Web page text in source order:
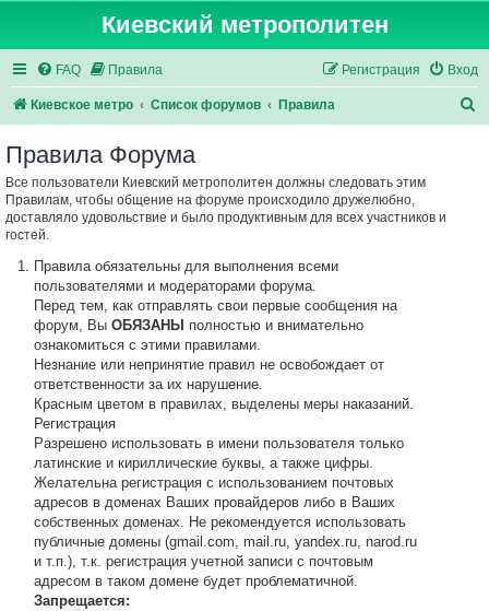
Киевский метрополитен
FAQ Правила Вход
Регистрация
Киевское метро Список форумов Правила
Правила Форума
Все пользователи Киевский метрополитен должны следовать этим
Правилам, чтобы общение на форуме происходило дружелюбно,
доставляло удовольствие и было продуктивным для всех участников и
гостей.
Правила обязательны для выполнения всеми
пользователями и модераторами форума.
Перед тем, как отправлять свои первые сообщения на
форум, ВыОБЯЗАНЫ полностью и внимательно
ознакомиться с этими правилами.
Незнание или непринятие правил не освобождает от
ответственности за их нарушение.
Красным цветом в правилах, выделены меры наказаний.
Регистрация
Разрешено использовать в имени пользователя только
латинские и кириллические буквы, а также цифры.
Желательна регистрация с использованием почтовых
адресов в доменах Ваших провайдеров либо в Ваших
собственных доменах. Не рекомендуется использовать
публичные домены (gmail.com, mail.ru, yandex.ru, narod.ru
и т.п.), т.к. регистрация учетной записи с почтовым
адресом в таком домене будет проблематичной.
Запрещается: